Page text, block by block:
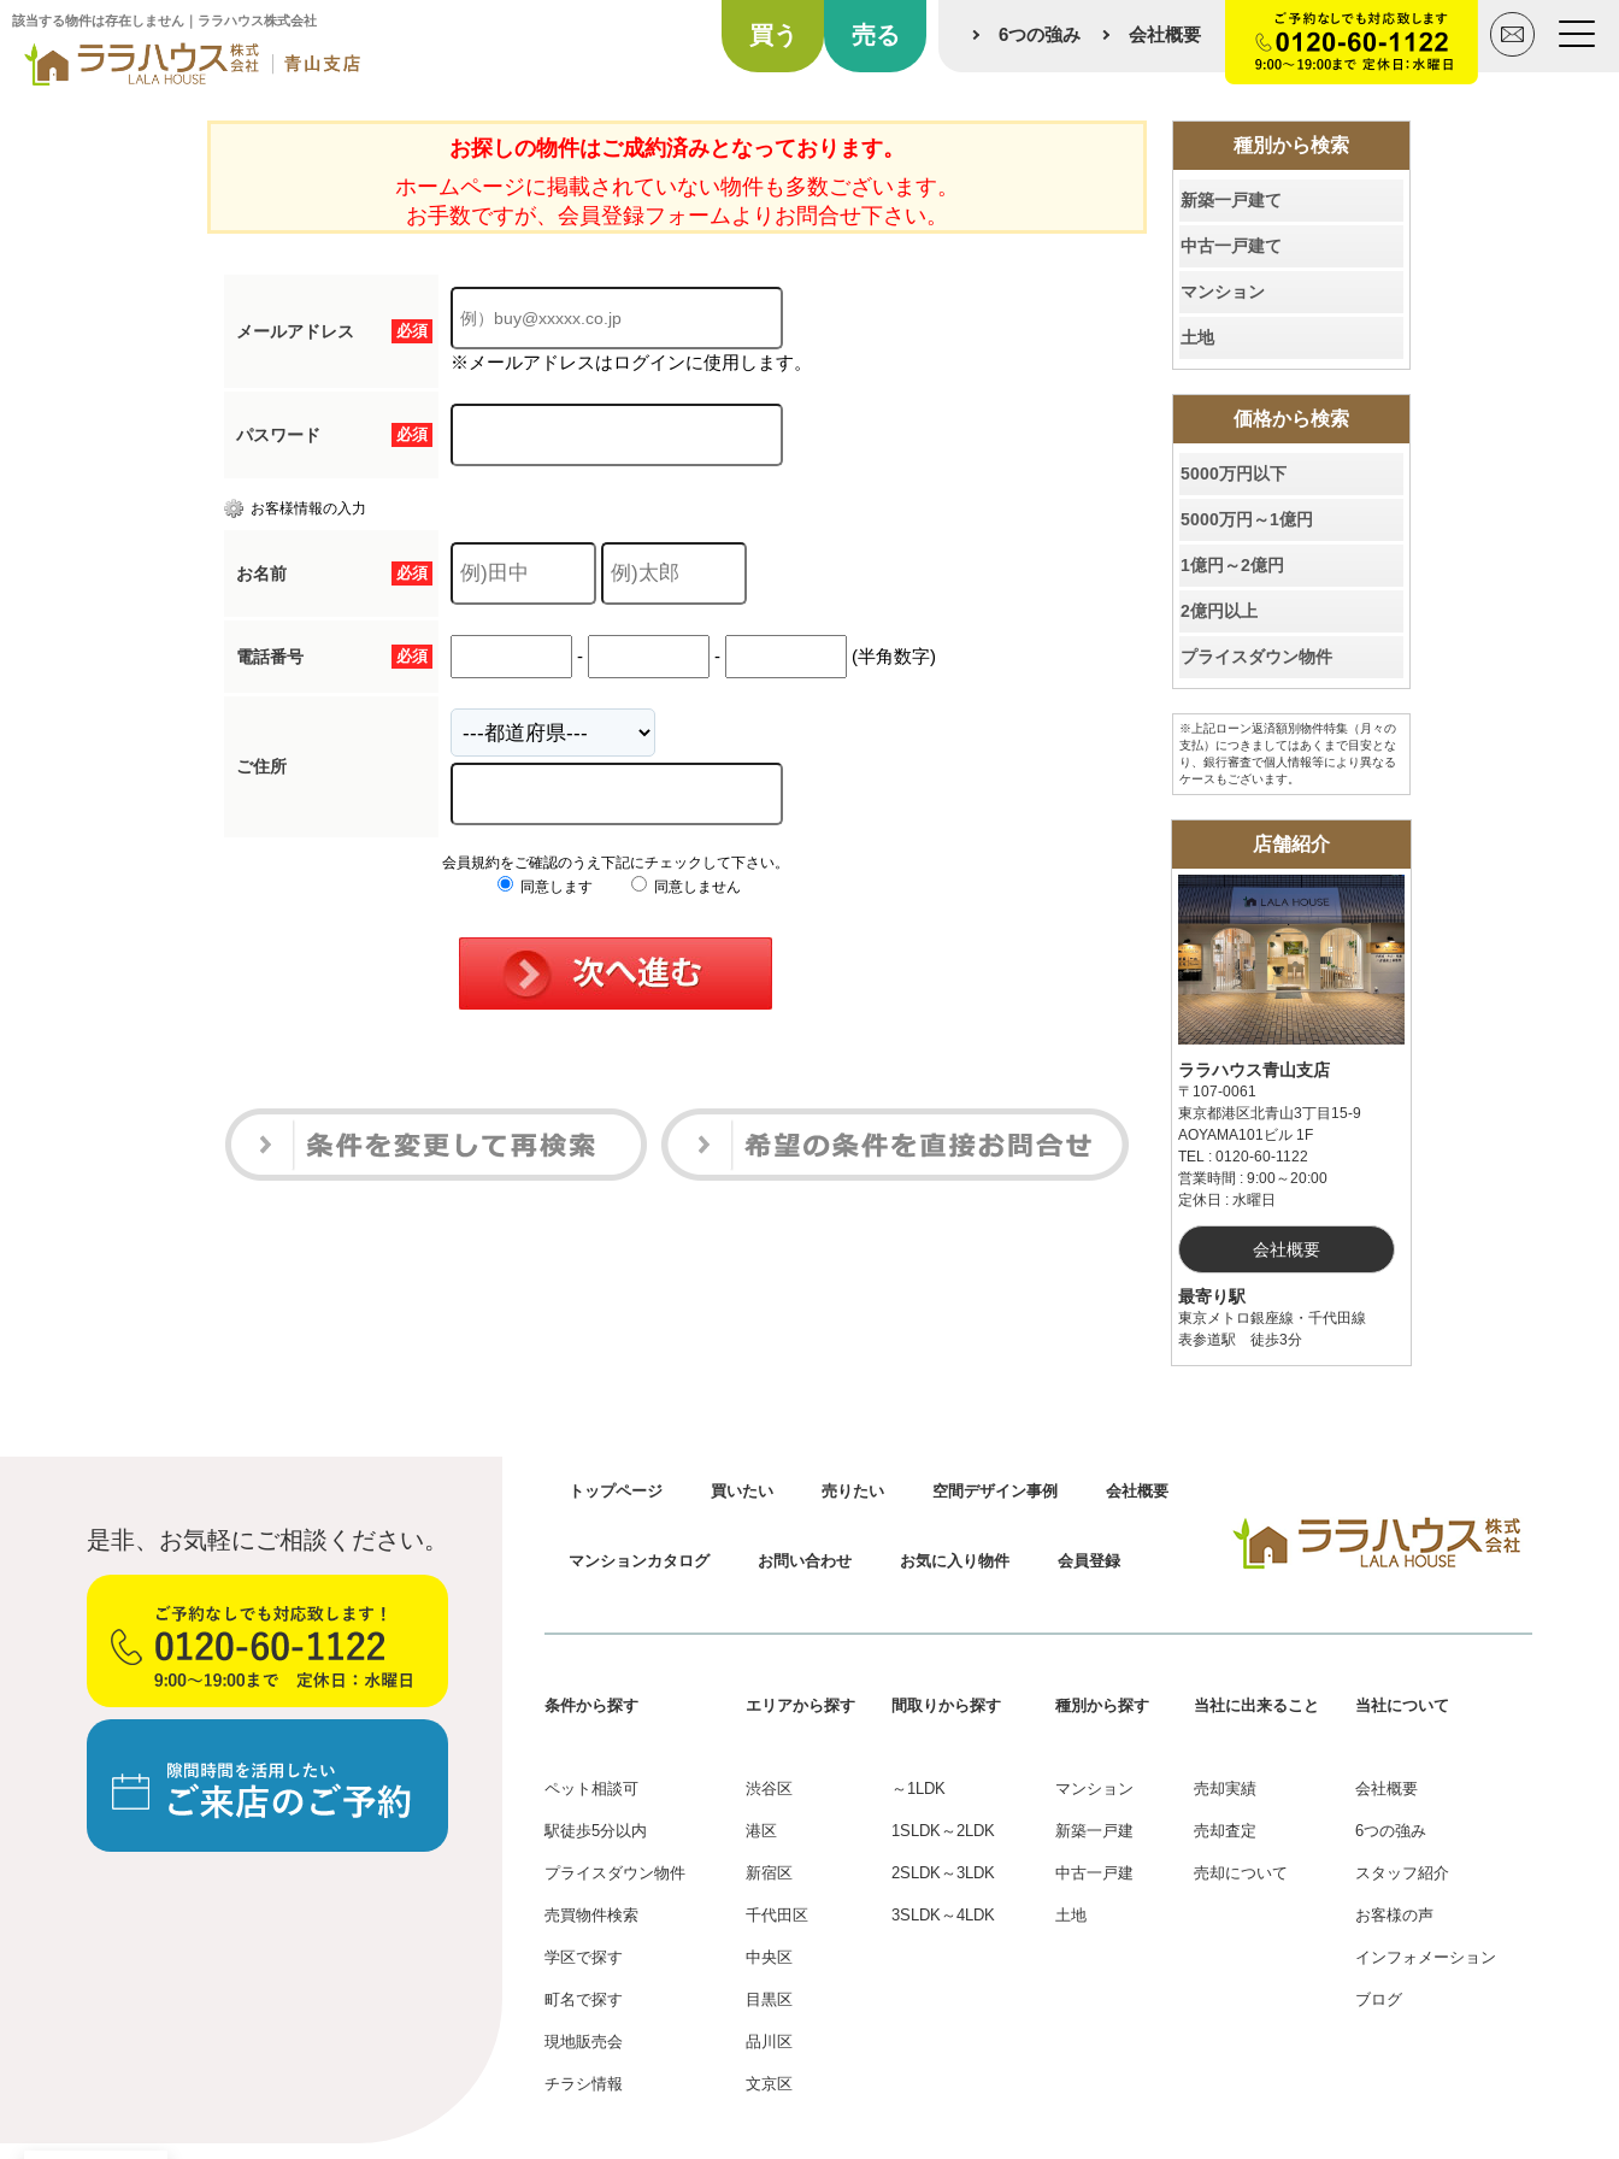
該当する物件は存在しません｜ララハウス株式会社
買う 売る 6つの強み 会社概要
トップページ
買いたい
売りたい
お客様の声
お知らせ
来店予約
お気に入り物件
会員登録
ログイン
お探しの物件はご成約済みとなっております。
ホームページに掲載されていない物件も多数ございます。
お手数ですが、会員登録フォームよりお問合せ下さい。
必須
メールアドレス
※メールアドレスはログインに使用します。
必須
パスワード
お客様情報の入力
必須
お名前
必須
電話番号 - - (半角数字)
ご住所
会員規約をご確認のうえ下記にチェックして下さい。
同意します
同意しません
種別から検索
新築一戸建て
中古一戸建て
マンション
土地
価格から検索
5000万円以下
5000万円～1億円
1億円～2億円
2億円以上
プライスダウン物件
※上記ローン返済額別物件特集（月々の
支払）につきましてはあくまで目安とな
り、銀行審査で個人情報等により異なる
ケースもございます。
店舗紹介
ララハウス青山支店
〒107-0061
東京都港区北青山3丁目15-9
AOYAMA101ビル 1F
TEL : 0120-60-1122
営業時間 : 9:00～20:00
定休日 : 水曜日
会社概要
最寄り駅
東京メトロ銀座線・千代田線
表参道駅 徒歩3分
是非、お気軽にご相談ください。
トップページ 買いたい 売りたい 空間デザイン事例 会社概要
マンションカタログ お問い合わせ お気に入り物件 会員登録
条件から探す
ペット相談可
駅徒歩5分以内
プライスダウン物件
売買物件検索
学区で探す
町名で探す
現地販売会
チラシ情報
エリアから探す
渋谷区
港区
新宿区
千代田区
中央区
目黒区
品川区
文京区
間取りから探す
～1LDK
1SLDK～2LDK
2SLDK～3LDK
3SLDK～4LDK
種別から探す
マンション
新築一戸建
中古一戸建
土地
当社に出来ること
売却実績
売却査定
売却について
当社について
会社概要
6つの強み
スタッフ紹介
お客様の声
インフォメーション
ブログ